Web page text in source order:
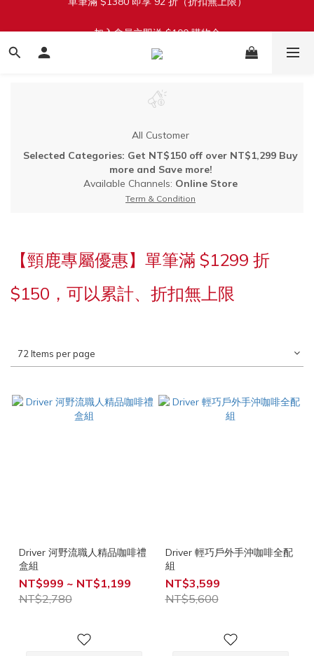
全館滿 $1800 享免運費（限台灣本島）
加入會員立即送 $100 購物金
All Customer
Selected Categories: Get NT$150 off over NT$1,299 Buy
more and Save more!
Available Channels: Online Store
Term & Condition
【頸鹿專屬優惠】單筆滿 $1299 折
$150，可以累計、折扣無上限
72 Items per page
Driver 河野流職人精品咖啡禮
盒組
NT$999 ~ NT$1,199
NT$2,780
Driver 輕巧戶外手沖咖啡全配
組
NT$3,599
NT$5,600